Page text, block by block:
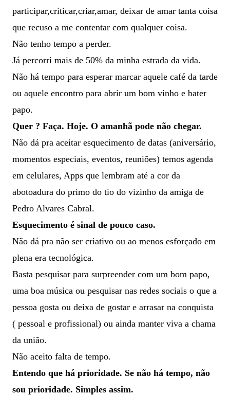
participar,criticar,criar,amar, deixar de amar tanta coisa
que recuso a me contentar com qualquer coisa.
Não tenho tempo a perder.
Já percorri mais de 50% da minha estrada da vida.
Não há tempo para esperar marcar aquele café da tarde
ou aquele encontro para abrir um bom vinho e bater
papo.
Quer ? Faça. Hoje. O amanhã pode não chegar.
Não dá pra aceitar esquecimento de datas (aniversário,
momentos especiais, eventos, reuniões) temos agenda
em celulares, Apps que lembram até a cor da
abotoadura do primo do tio do vizinho da amiga de
Pedro Alvares Cabral.
Esquecimento é sinal de pouco caso.
Não dá pra não ser criativo ou ao menos esforçado em
plena era tecnológica.
Basta pesquisar para surpreender com um bom papo,
uma boa música ou pesquisar nas redes sociais o que a
pessoa gosta ou deixa de gostar e arrasar na conquista
( pessoal e profissional) ou ainda manter viva a chama
da união.
Não aceito falta de tempo.
Entendo que há prioridade. Se não há tempo, não
sou prioridade. Simples assim.